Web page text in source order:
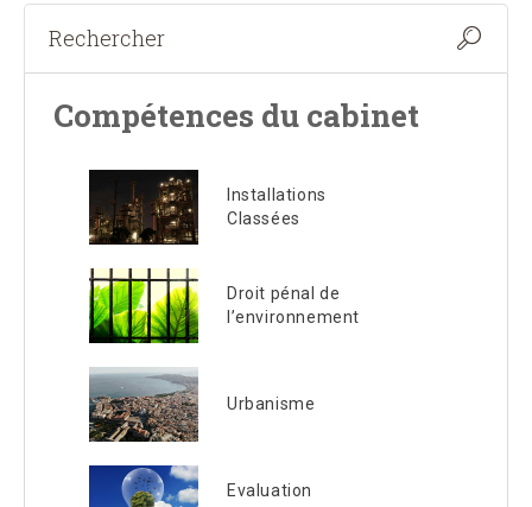
Compétences du cabinet
Installations
Classées
Droit pénal de
l’environnement
Urbanisme
Evaluation